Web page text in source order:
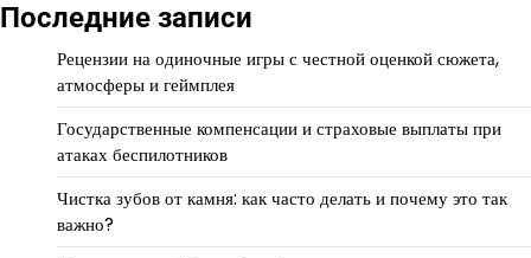
Последние записи
Рецензии на одиночные игры с честной оценкой сюжета,
атмосферы и геймплея
Государственные компенсации и страховые выплаты при
атаках беспилотников
Чистка зубов от камня: как часто делать и почему это так
важно?